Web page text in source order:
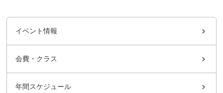
イベント情報
会費・クラス
年間スケジュール